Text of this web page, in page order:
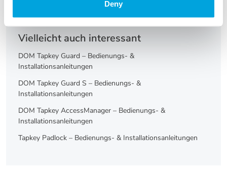
Deny
DOM Tapkey Guard – Bedienungs- &
Installationsanleitungen
Vielleicht auch interessant
DOM Tapkey Guard – Bedienungs- &
Installationsanleitungen
DOM Tapkey Guard S – Bedienungs- &
Installationsanleitungen
DOM Tapkey AccessManager – Bedienungs- &
Installationsanleitungen
Tapkey Padlock – Bedienungs- & Installationsanleitungen